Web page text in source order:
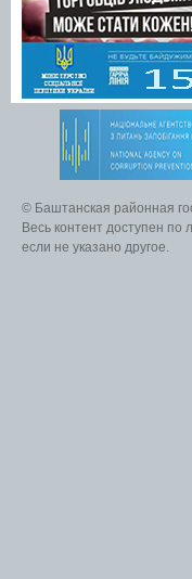
© Баштанская районная
Весь контент доступен по
если не указано другое.